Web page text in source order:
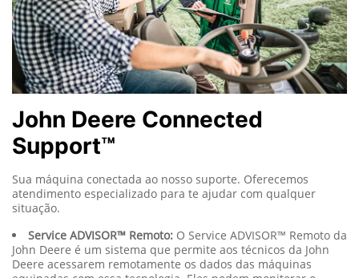
John Deere Connected
Support™
Sua máquina conectada ao nosso suporte. Oferecemos
atendimento especializado para te ajudar com qualquer
situação.